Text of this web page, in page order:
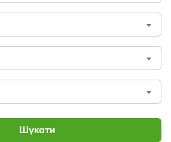
Шукати